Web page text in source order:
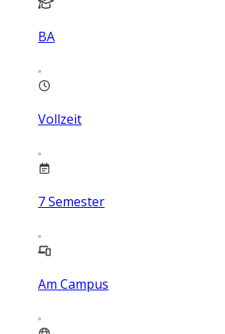
BA
Vollzeit
7Semester
Am Campus